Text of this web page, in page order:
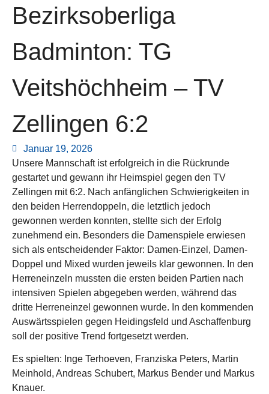
Bezirksoberliga
Badminton: TG
Veitshöchheim – TV
Zellingen 6:2
Januar 19, 2026
Unsere Mannschaft ist erfolgreich in die Rückrunde
gestartet und gewann ihr Heimspiel gegen den TV
Zellingen mit 6:2. Nach anfänglichen Schwierigkeiten in
den beiden Herrendoppeln, die letztlich jedoch
gewonnen werden konnten, stellte sich der Erfolg
zunehmend ein. Besonders die Damenspiele erwiesen
sich als entscheidender Faktor: Damen-Einzel, Damen-
Doppel und Mixed wurden jeweils klar gewonnen. In den
Herreneinzeln mussten die ersten beiden Partien nach
intensiven Spielen abgegeben werden, während das
dritte Herreneinzel gewonnen wurde. In den kommenden
Auswärtsspielen gegen Heidingsfeld und Aschaffenburg
soll der positive Trend fortgesetzt werden.
Es spielten: Inge Terhoeven, Franziska Peters, Martin
Meinhold, Andreas Schubert, Markus Bender und Markus
Knauer.